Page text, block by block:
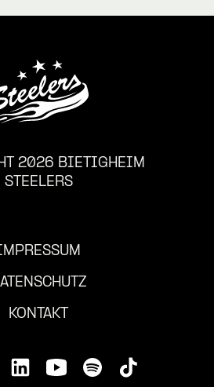
2026 BIETIGHEIM
STEELERS
KONTAKT